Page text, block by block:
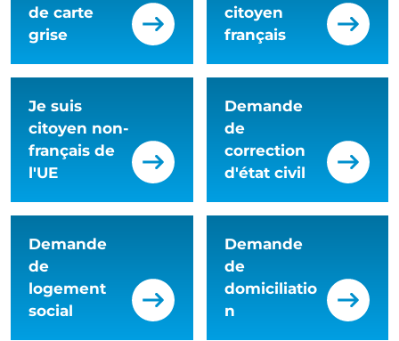
de carte
grise
citoyen
français
Je suis
citoyen non-
français de
l'UE
Demande
de
correction
d'état civil
Demande
de
logement
social
Demande
de
domiciliatio
n